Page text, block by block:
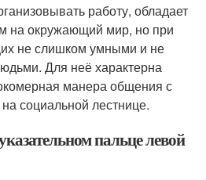
работу, обладает
на окружающий мир, но при
не слишком умными и не
Для неё характерна
манера общения с
социальной лестнице.
пальце левой